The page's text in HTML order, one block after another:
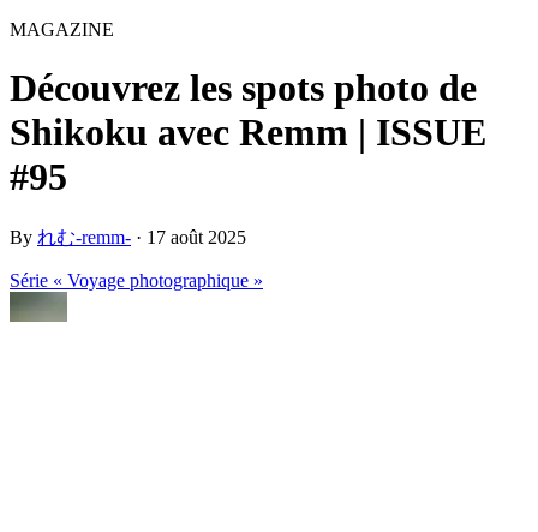
MAGAZINE
Découvrez les spots photo de
Shikoku avec Remm | ISSUE
#95
By れむ-remm- · 17 août 2025
Série « Voyage photographique »